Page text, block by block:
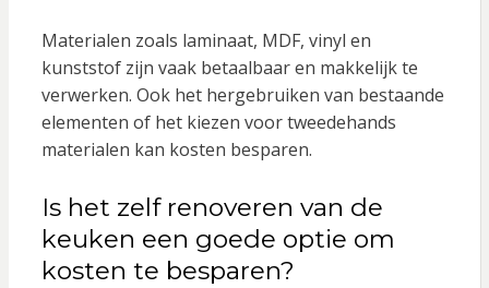
Materialen zoals laminaat, MDF, vinyl en
kunststof zijn vaak betaalbaar en makkelijk te
verwerken. Ook het hergebruiken van bestaande
elementen of het kiezen voor tweedehands
materialen kan kosten besparen.
Is het zelf renoveren van de
keuken een goede optie om
kosten te besparen?